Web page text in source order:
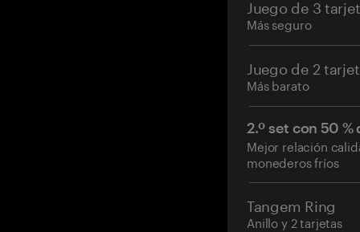
Juego de 3
Más seguro
Juego de 2
Más barato
2.º set con 50
Mejor relación
monederos fríos
Tangem Ring
Anillo y 2 tarjetas